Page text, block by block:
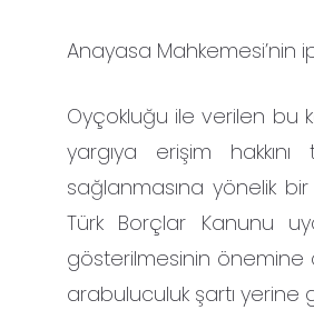
Anayasa Mahkemesi’nin
Oyçokluğu ile verilen bu
yargıya erişim
sağlanmasına yönelik
Türk Borçlar Kanunu
gösterilmesinin önemine
arabuluculuk şartı yerine